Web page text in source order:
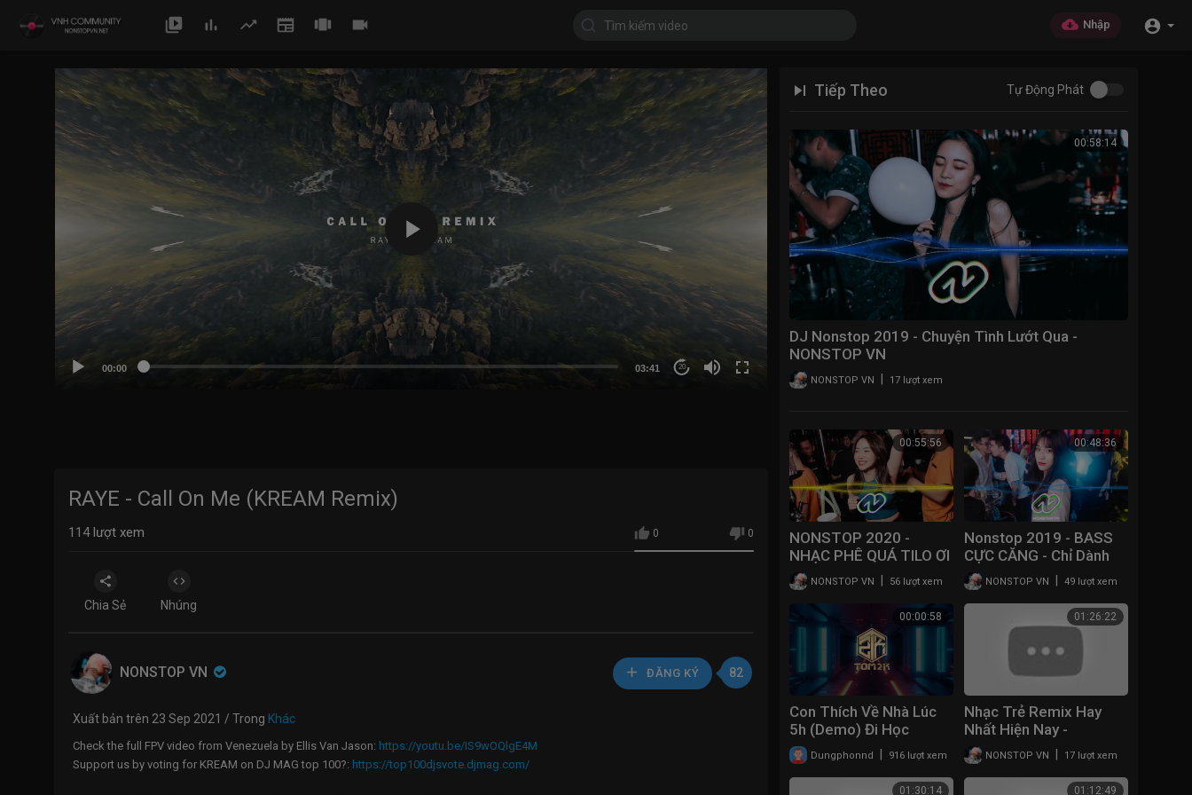
Nhập
00:00 03:41 20
Tiếp Theo Tự Động Phát
00:58:14
DJ Nonstop 2019 - Chuyện Tình Lướt Qua -
NONSTOP VN
NONSTOP VN 17 lượt xem
00:55:56
NONSTOP 2020 -
NHẠC PHÊ QUÁ TILO ƠI
- NONSTOP VN
NONSTOP VN 56 lượt xem
00:48:36
Nonstop 2019 - BASS
CỰC CĂNG - Chỉ Dành
Cho Dân Chơiiiiii -
NONSTOP VN
NONSTOP VN 49 lượt xem
00:00:58
Con Thích Về Nhà Lúc
5h (Demo) Đi Học
Thêm Remix - DJ
Tom2k Remix | Nhạc
Tik Tok Hot Trend
Dungphonnd 916 lượt xem
01:26:22
Nhạc Trẻ Remix Hay
Nhất Hiện Nay -
Nonstop Vinahouse
2021 - lk nhac tre remix
2021 Gây Nghiện
NONSTOP VN 17 lượt xem
01:30:14 01:12:49
RAYE - Call On Me (KREAM Remix)
0 0
114lượt xem
Chia Sẻ Nhúng
NONSTOP VN ĐĂNG KÝ 82
Xuất bản trên 23 Sep 2021 / Trong Khác
Check the full FPV video from Venezuela by Ellis Van Jason: https://youtu.be/IS9wOQlgE4M
Support us by voting for KREAM on DJ MAG top 100?: https://top100djsvote.djmag.com/